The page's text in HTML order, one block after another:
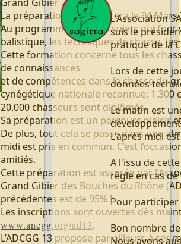
Grand Gibier 2017.
La préparation commencera le 04
Au programme, tous les sujets qui font
balistique, les techniques de chasse,
Cette formation concerne tous les
de connaissances
et de compétences dans la chasse du
cynégétique nationale reconnue:
20.000 chasseurs sont diplômés.
Sa préparation est un parcours plaisir
De plus, tout cela se passe dans une
midi est pris en commun. C’est
amitiés.
Cette préparation est assurée par
Grand Gibier des Bouches du Rhône
précédentes est de 95% !
Les inscriptions sont ouvertes dès
www.ancgg.org/ad13.
L’ADCGG 13 propose par ailleurs à
L'Association
suis le
pratique de la
Lors de cette
données
Le matin est
L'après midi
A l'issu de
règle en cas
Pour participer
Bon nombre
Nous avons